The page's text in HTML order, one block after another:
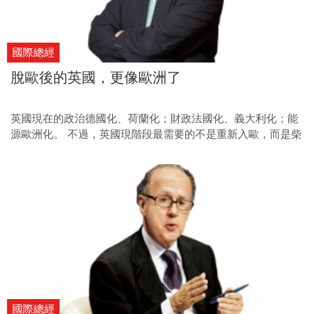
國際總經
脫歐後的英國，更像歐洲了
英國現在的政治德國化、荷蘭化；財政法國化、義大利化；能
源歐洲化。 不過，英國現階段最需要的不是重新入歐，而是柴
國際總經